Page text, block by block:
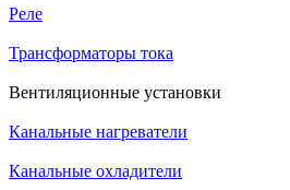
Реле
Трансформаторы тока
Вентиляционные установки
Канальные нагреватели
Канальные охладители